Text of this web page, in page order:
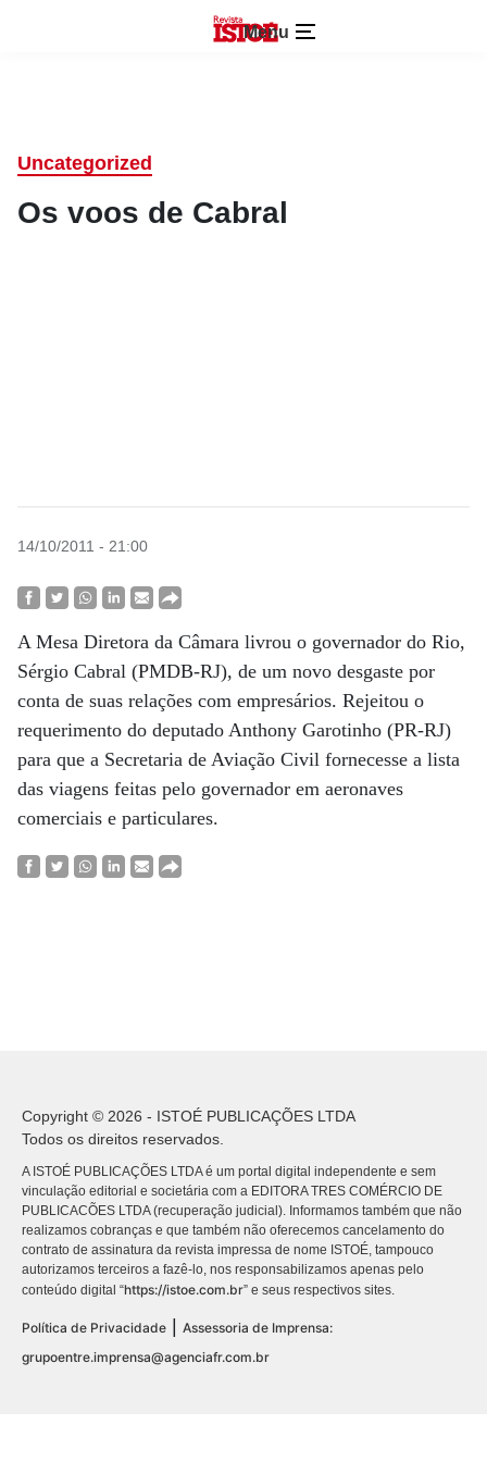
Menu
Uncategorized
Os voos de Cabral
14/10/2011 - 21:00
A Mesa Diretora da Câmara livrou o governador do Rio,
Sérgio Cabral (PMDB-RJ), de um novo desgaste por
conta de suas relações com empresários. Rejeitou o
requerimento do deputado Anthony Garotinho (PR-RJ)
para que a Secretaria de Aviação Civil fornecesse a lista
das viagens feitas pelo governador em aeronaves
comerciais e particulares.
Copyright © 2026 - ISTOÉ PUBLICAÇÕES LTDA
Todos os direitos reservados.
A ISTOÉ PUBLICAÇÕES LTDA é um portal digital independente e sem
vinculação editorial e societária com a EDITORA TRES COMÉRCIO DE
PUBLICACÕES LTDA (recuperação judicial). Informamos também que não
realizamos cobranças e que também não oferecemos cancelamento do
contrato de assinatura da revista impressa de nome ISTOÉ, tampouco
autorizamos terceiros a fazê-lo, nos responsabilizamos apenas pelo
conteúdo digital “https://istoe.com.br” e seus respectivos sites.
Política de Privacidade
Assessoria de Imprensa:
grupoentre.imprensa@agenciafr.com.br